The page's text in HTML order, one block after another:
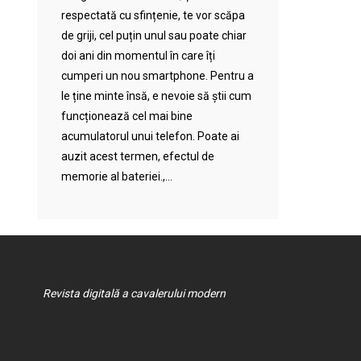
respectată cu sfințenie, te vor scăpa
de griji, cel puțin unul sau poate chiar
doi ani din momentul în care îți
cumperi un nou smartphone. Pentru a
le ține minte însă, e nevoie să știi cum
funcționează cel mai bine
acumulatorul unui telefon. Poate ai
auzit acest termen, efectul de
memorie al bateriei.,...
Revista digitală a cavalerului modern